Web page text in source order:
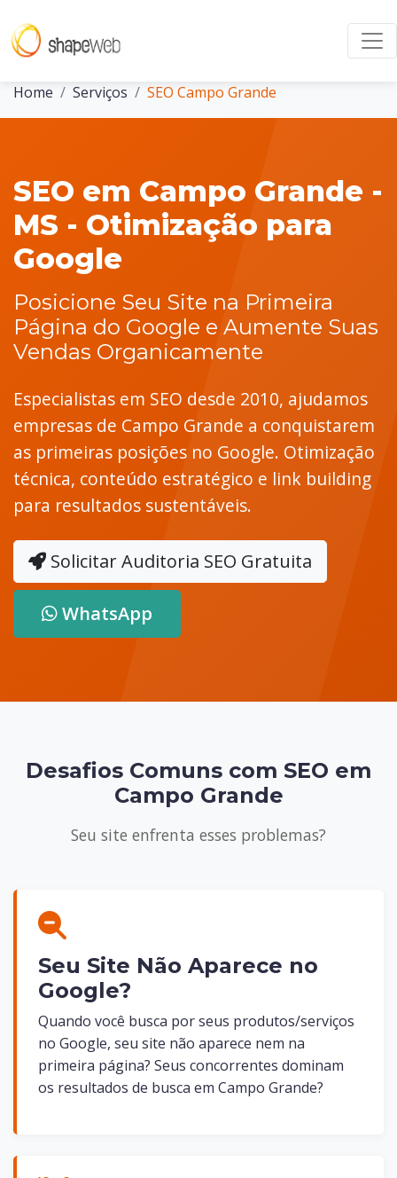
Home Serviços SEO Campo Grande
SEO em Campo Grande -
MS - Otimização para
Google
Posicione Seu Site na Primeira
Página do Google e Aumente Suas
Vendas Organicamente
Especialistas em SEO desde 2010, ajudamos
empresas de Campo Grande a conquistarem
as primeiras posições no Google. Otimização
técnica, conteúdo estratégico e link building
para resultados sustentáveis.
Solicitar Auditoria SEO Gratuita
WhatsApp
Desafios Comuns com SEO em
Campo Grande
Seu site enfrenta esses problemas?
Seu Site Não Aparece no
Google?
Quando você busca por seus produtos/serviços
no Google, seu site não aparece nem na
primeira página? Seus concorrentes dominam
os resultados de busca em Campo Grande?